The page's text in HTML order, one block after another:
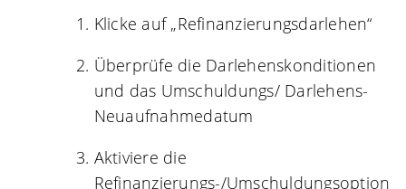
Klicke auf „Refinanzierungsdarlehen“
Überprüfe die Darlehenskonditionen
und das Umschuldungs/ Darlehens-
Neuaufnahmedatum
Aktiviere die
Refinanzierungs-/Umschuldungsoption